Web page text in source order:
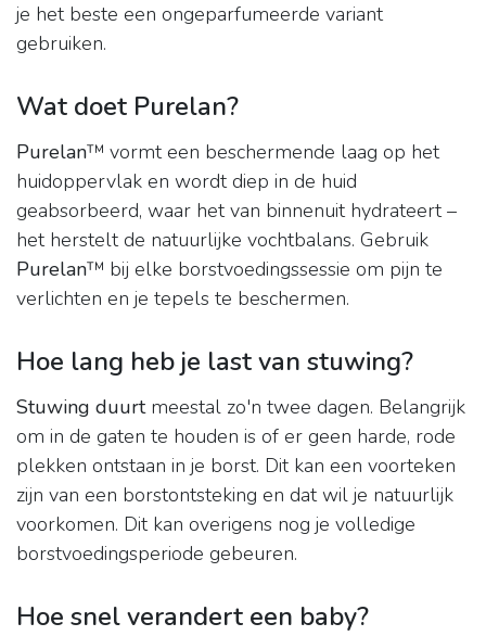
je het beste een ongeparfumeerde variant
gebruiken.
Wat doet Purelan?
Purelan™ vormt een beschermende laag op het
huidoppervlak en wordt diep in de huid
geabsorbeerd, waar het van binnenuit hydrateert –
het herstelt de natuurlijke vochtbalans. Gebruik
Purelan™ bij elke borstvoedingssessie om pijn te
verlichten en je tepels te beschermen.
Hoe lang heb je last van stuwing?
Stuwing duurtmeestal zo'n twee dagen. Belangrijk
om in de gaten te houden is of er geen harde, rode
plekken ontstaan in je borst. Dit kan een voorteken
zijn van een borstontsteking en dat wil je natuurlijk
voorkomen. Dit kan overigens nog je volledige
borstvoedingsperiode gebeuren.
Hoe snel verandert een baby?